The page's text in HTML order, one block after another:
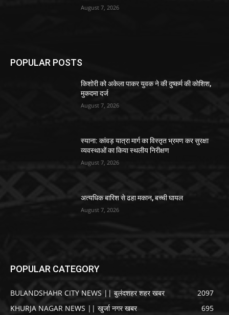
August 7, 2026
POPULAR POSTS
किशोरी को अकेला पाकर युवक ने की दुष्कर्म की कोशिश,
मुकदमा दर्ज
August 7, 2026
स्याना: कांवड़ यात्रा मार्ग का विस्तृत भ्रमण कर सुरक्षा
व्यवस्थाओं का किया स्थलीय निरीक्षण
August 7, 2026
अत्यधिक बारिश से ढहा मकान, बच्ची घायल
August 7, 2026
POPULAR CATEGORY
BULANDSHAHR CITY NEWS || बुलंदशहर शहर खबर
2097
KHURJA NAGAR NEWS || खुर्जा नगर खबर
695